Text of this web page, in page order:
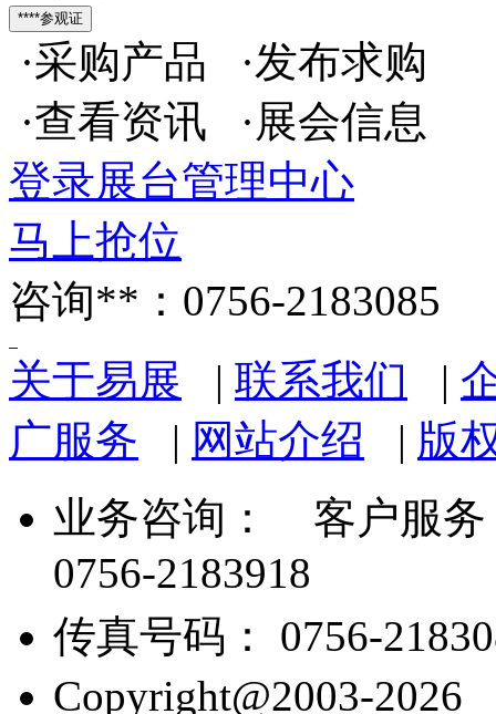
·采购产品 ·发布求购
·查看资讯 ·展会信息
登录展台管理中心
马上抢位
咨询**：0756-2183085
关于易展 | 联系我们 |
广服务 | 网站介绍 | 版
业务咨询：
客户服务
0756-2183918
传真号码： 0756-
Copyright@2003-